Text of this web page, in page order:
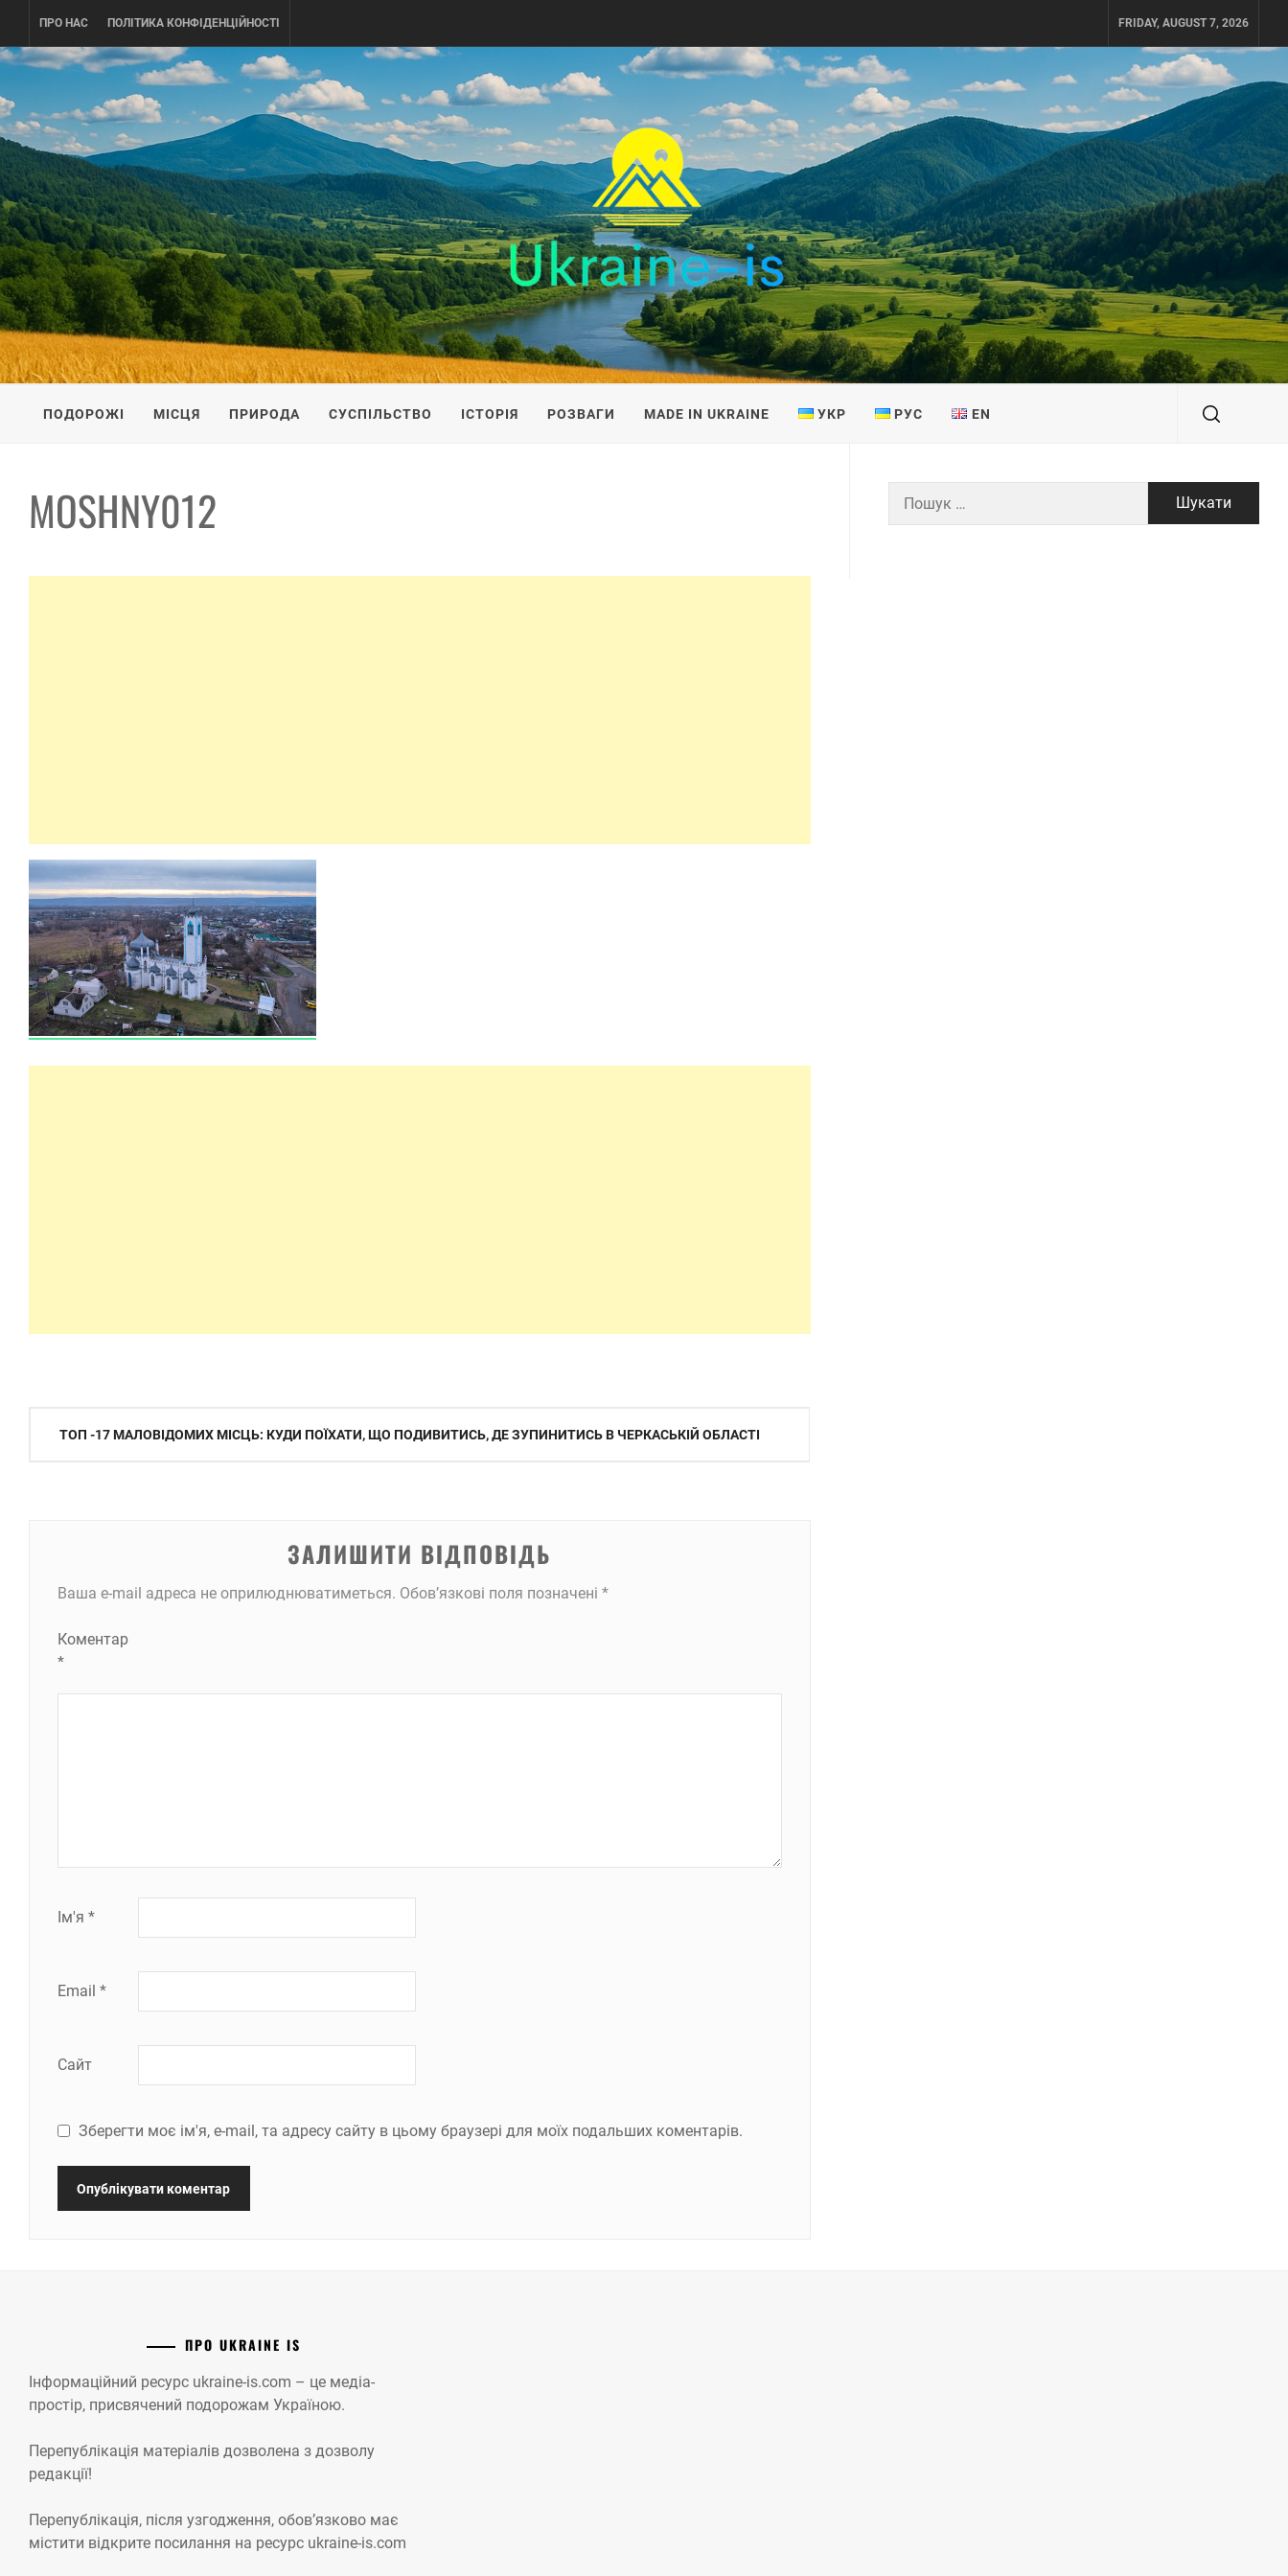
content
ПРО НАС ПОЛІТИКА КОНФІДЕНЦІЙНОСТІ FRIDAY, AUGUST 7, 2026
UKRAINE-IS
ПОДОРОЖI ПО УКРАЇНІ
ПОДОРОЖІ МІСЦЯ ПРИРОДА СУСПІЛЬСТВО ІСТОРІЯ РОЗВАГИ MADE IN UKRAINE УКР РУС EN
MOSHNY012
Навігація
ТОП -17 МАЛОВІДОМИХ МІСЦЬ: КУДИ ПОЇХАТИ, ЩО ПОДИВИТИСЬ, ДЕ ЗУПИНИТИСЬ В ЧЕРКАСЬКІЙ ОБЛАСТІ
ЗАЛИШИТИ ВІДПОВІДЬ
Ваша e-mail адреса не оприлюднюватиметься. Обов’язкові поля позначені *
Коментар
*
Ім'я *
Email *
Сайт
Зберегти моє ім'я, e-mail, та адресу сайту в цьому браузері для моїх подальших коментарів.
ПРО UKRAINE IS
Інформаційний ресурс ukraine-is.com – це медіа-
простір, присвячений подорожам Україною.
Перепублікація матеріалів дозволена з дозволу
редакції!
Перепублікація, після узгодження, обов’язково має
містити відкрите посилання на ресурс ukraine-is.com